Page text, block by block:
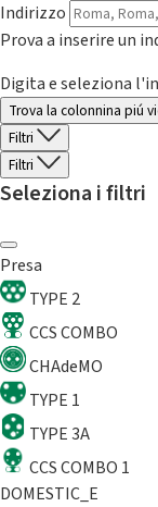
Indirizzo
Prova a inserire un
Digita e seleziona
Trova la colonnina piú
Filtri
Filtri
Seleziona i filtri
Presa
TYPE 2
CCS COMBO
CHAdeMO
TYPE 1
TYPE 3A
CCS COMBO 1
DOMESTIC_E